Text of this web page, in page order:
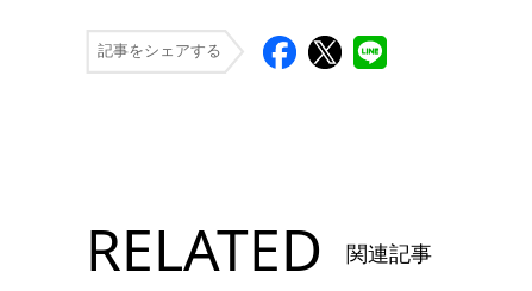
記事をシェアする
RELATED 関連記事